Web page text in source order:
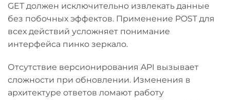
GET должен исключительно извлекать данные
без побочных эффектов. Применение POST для
всех действий усложняет понимание
интерфейса пинко зеркало.
Отсутствие версионирования API вызывает
сложности при обновлении. Изменения в
архитектуре ответов ломают работу